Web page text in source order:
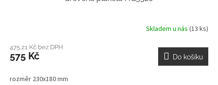
Skladem u nás (13 ks)
475,21 Kč bez DPH
575 Kč Do košíku
rozměr 230x180 mm